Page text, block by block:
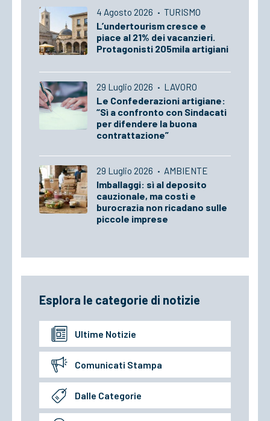
4 Agosto 2026 · TURISMO
L’undertourism cresce e
piace al 21% dei vacanzieri.
Protagonisti 205mila artigiani
29 Luglio 2026 · LAVORO
Le Confederazioni artigiane:
“Sì a confronto con Sindacati
per difendere la buona
contrattazione”
29 Luglio 2026 · AMBIENTE
Imballaggi: sì al deposito
cauzionale, ma costi e
burocrazia non ricadano sulle
piccole imprese
Esplora le categorie di notizie
Ultime Notizie
Comunicati Stampa
Dalle Categorie